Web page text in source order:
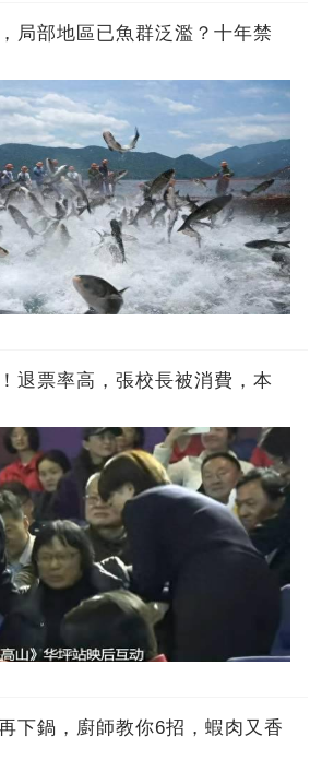
局部地區已魚群泛濫？十年禁
退票率高，張校長被消費，本
下鍋，廚師教你6招，蝦肉又香